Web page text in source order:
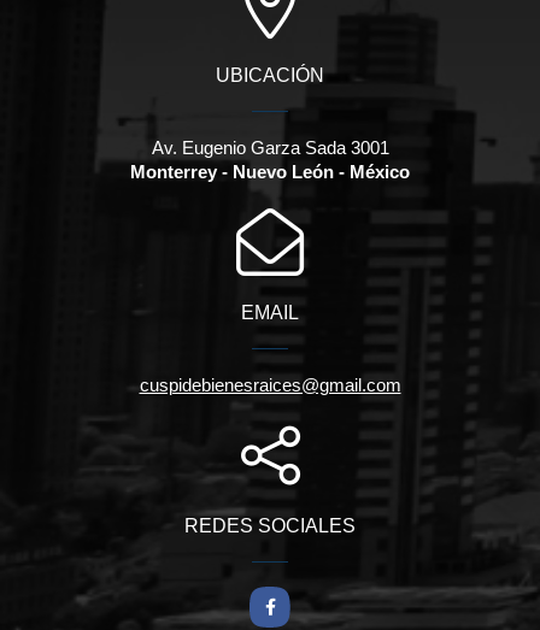
UBICACIÓN
Av. Eugenio Garza Sada 3001
Monterrey - Nuevo León - México
EMAIL
cuspidebienesraices@gmail.com
REDES SOCIALES
Facebook